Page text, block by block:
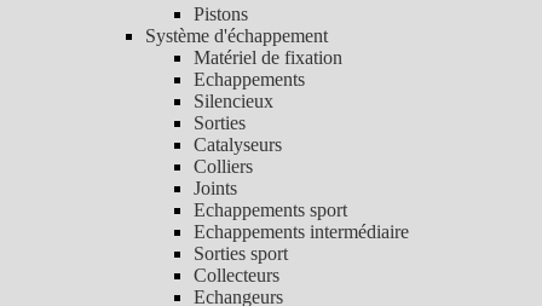
Pistons
Système d'échappement
Matériel de fixation
Echappements
Silencieux
Sorties
Catalyseurs
Colliers
Joints
Echappements sport
Echappements intermédiaire
Sorties sport
Collecteurs
Echangeurs